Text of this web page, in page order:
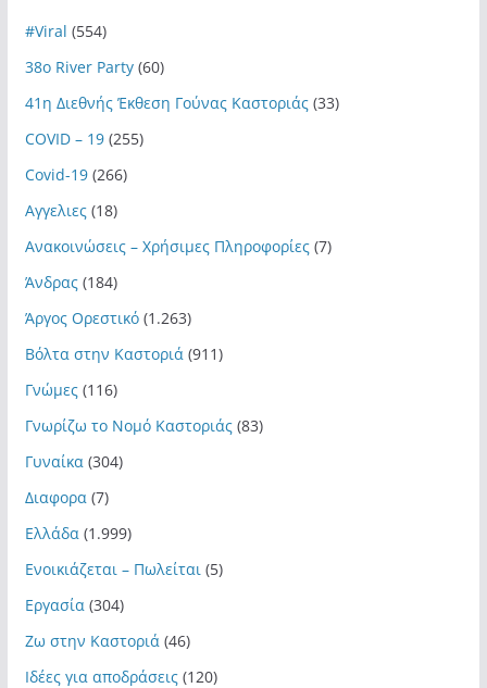
#Viral (554)
38ο River Party(60)
41η Διεθνής Έκθεση Γούνας Καστοριάς(33)
COVID – 19(255)
Covid-19(266)
Αγγελιες(18)
Ανακοινώσεις – Χρήσιμες Πληροφορίες(7)
Άνδρας(184)
Άργος Ορεστικό(1.263)
Βόλτα στην Καστοριά (911)
Γνώμες(116)
Γνωρίζω το Νομό Καστοριάς(83)
Γυναίκα (304)
Διαφορα (7)
Ελλάδα (1.999)
Ενοικιάζεται – Πωλείται (5)
Εργασία (304)
Ζω στην Καστοριά (46)
Ιδέες για αποδράσεις(120)